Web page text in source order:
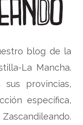
blog de la
La Mancha.
provincias,
específica,